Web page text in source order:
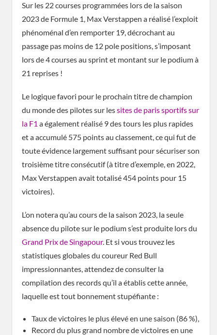
Sur les 22 courses programmées lors de la saison
2023 de Formule 1, Max Verstappen a réalisé l’exploit
phénoménal d’en remporter 19, décrochant au
passage pas moins de 12 pole positions, s’imposant
lors de 4 courses au sprint et montant sur le podium à
21 reprises !
Le logique favori pour le prochain titre de champion
du monde des pilotes sur lessites de paris sportifs sur
la F1 a également réalisé 9 des tours les plus rapides
et a accumulé 575 points au classement, ce qui fut de
toute évidence largement suffisant pour sécuriser son
troisième titre consécutif (à titre d’exemple, en 2022,
Max Verstappen avait totalisé 454 points pour 15
victoires).
L’on notera qu’au cours de la saison 2023, la seule
absence du pilote sur le podium s’est produite lors du
Grand Prix de Singapour. Et si vous trouvez les
statistiques globales du coureur Red Bull
impressionnantes, attendez de consulter la
compilation des records qu’il a établis cette année,
laquelle est tout bonnement stupéfiante :
Taux de victoires le plus élevé en une saison (86 %),
Record du plus grand nombre de victoires en une